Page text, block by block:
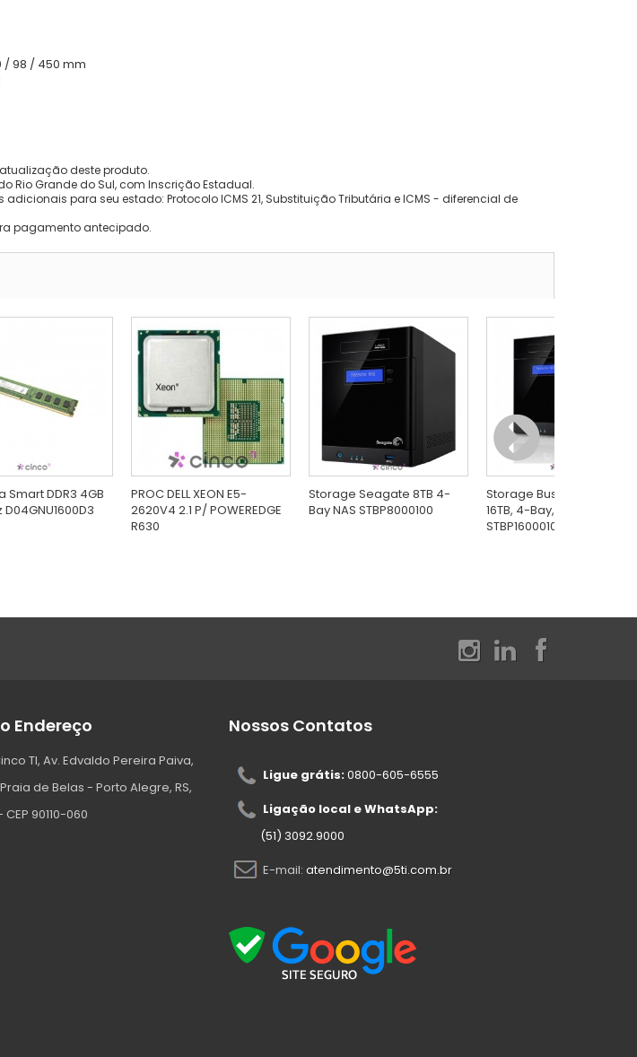
98 / 450 mm
deste produto.
Rio Grande do Sul, com Inscrição Estadual.
para seu estado: Protocolo ICMS 21, Substituição Tributária e ICMS - diferencial de
pagamento antecipado.
Smart DDR3 4GB
D04GNU1600D3
PROC DELL XEON E5-
2620V4 2.1 P/ POWEREDGE
R630
Storage Seagate 8TB 4-
Bay NAS STBP8000100
Storage Business
16TB, 4-Bay, NAS,
STBP16000100
Endereço
TI, Av. Edvaldo Pereira Paiva,
de Belas - Porto Alegre, RS,
90110-060
Nossos Contatos
Ligue grátis:0800-605-6555
Ligação local e WhatsApp:
(51) 3092.9000
E-mail: atendimento@5ti.com.br